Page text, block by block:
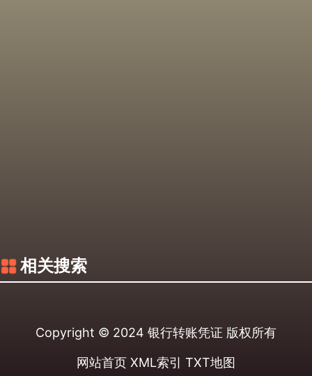
相关搜索
Copyright © 2024 银行转账凭证 版权所有
网站首页 XML索引 TXT地图